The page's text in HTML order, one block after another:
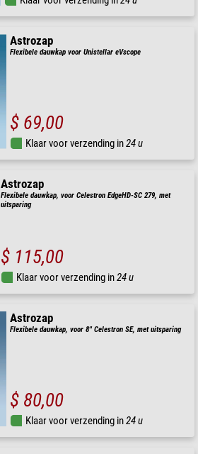
Astrozap
Flexibele dauwkap voor Unistellar eVscope
$ 69,00
Klaar voor verzending in24 u
Astrozap
Flexibele dauwkap, voor Celestron EdgeHD-SC 279, met
uitsparing
$ 115,00
Klaar voor verzending in24 u
Astrozap
Flexibele dauwkap, voor 8'' Celestron SE, met uitsparing
$ 80,00
Klaar voor verzending in24 u